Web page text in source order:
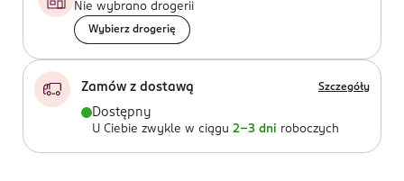
Nie wybrano drogerii
Wybierz drogerię
Zamów z dostawą Szczegóły
Dostępny
U Ciebie zwykle w ciągu 2-3 dni roboczych